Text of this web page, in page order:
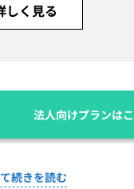
しく見る
法人向けプランは
続きを読む